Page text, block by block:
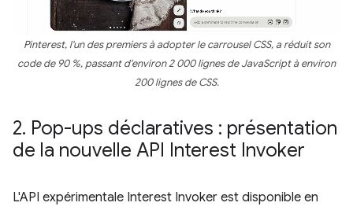
Pinterest, l'un des premiers à adopter le carrousel CSS, a réduit son
code de 90 %, passant d'environ 2 000 lignes de JavaScript à environ
200 lignes de CSS.
2. Pop-ups déclaratives : présentation
de la nouvelle API Interest Invoker
L'API expérimentale Interest Invoker est disponible en